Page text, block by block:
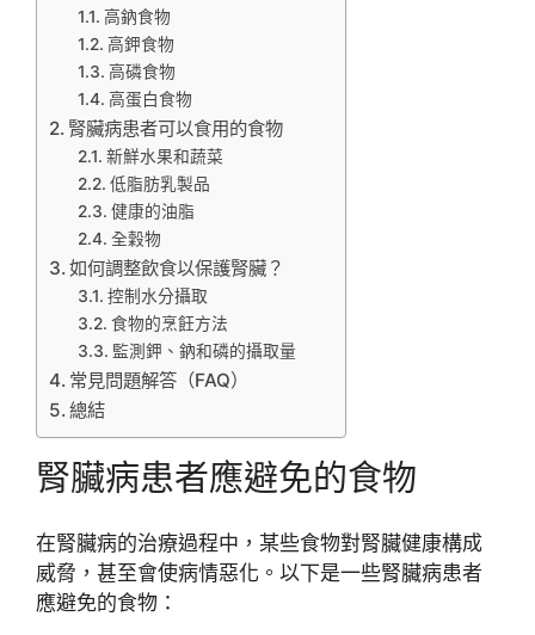
高鈉食物
高鉀食物
高磷食物
高蛋白食物
腎臟病患者可以食用的食物
新鮮水果和蔬菜
低脂肪乳製品
健康的油脂
全穀物
如何調整飲食以保護腎臟？
控制水分攝取
食物的烹飪方法
監測鉀、鈉和磷的攝取量
常見問題解答（FAQ）
總結
腎臟病患者應避免的食物
在腎臟病的治療過程中，某些食物對腎臟健康構成
威脅，甚至會使病情惡化。以下是一些腎臟病患者
應避免的食物：